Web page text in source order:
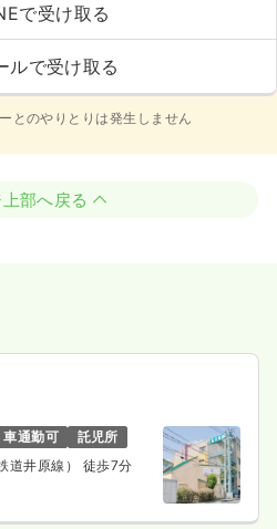
で受け取る
ルで受け取る
とのやりとりは発生しません
部へ戻る
車通勤可
託児所
道井原線） 徒歩7分